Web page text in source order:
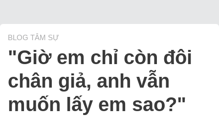
BLOG TÂM SỰ
"Giờ em chỉ còn đôi
chân giả, anh vẫn
muốn lấy em sao?"